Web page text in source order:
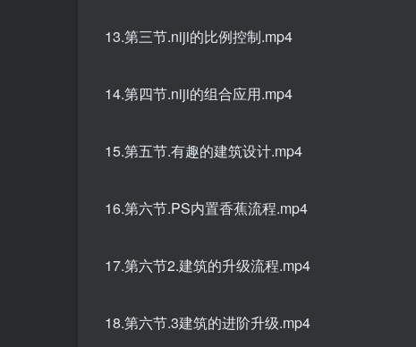
13.第三节.niji的比例控制.mp4
14.第四节.niji的组合应用.mp4
15.第五节.有趣的建筑设计.mp4
16.第六节.PS内置香蕉流程.mp4
17.第六节2.建筑的升级流程.mp4
18.第六节.3建筑的进阶升级.mp4